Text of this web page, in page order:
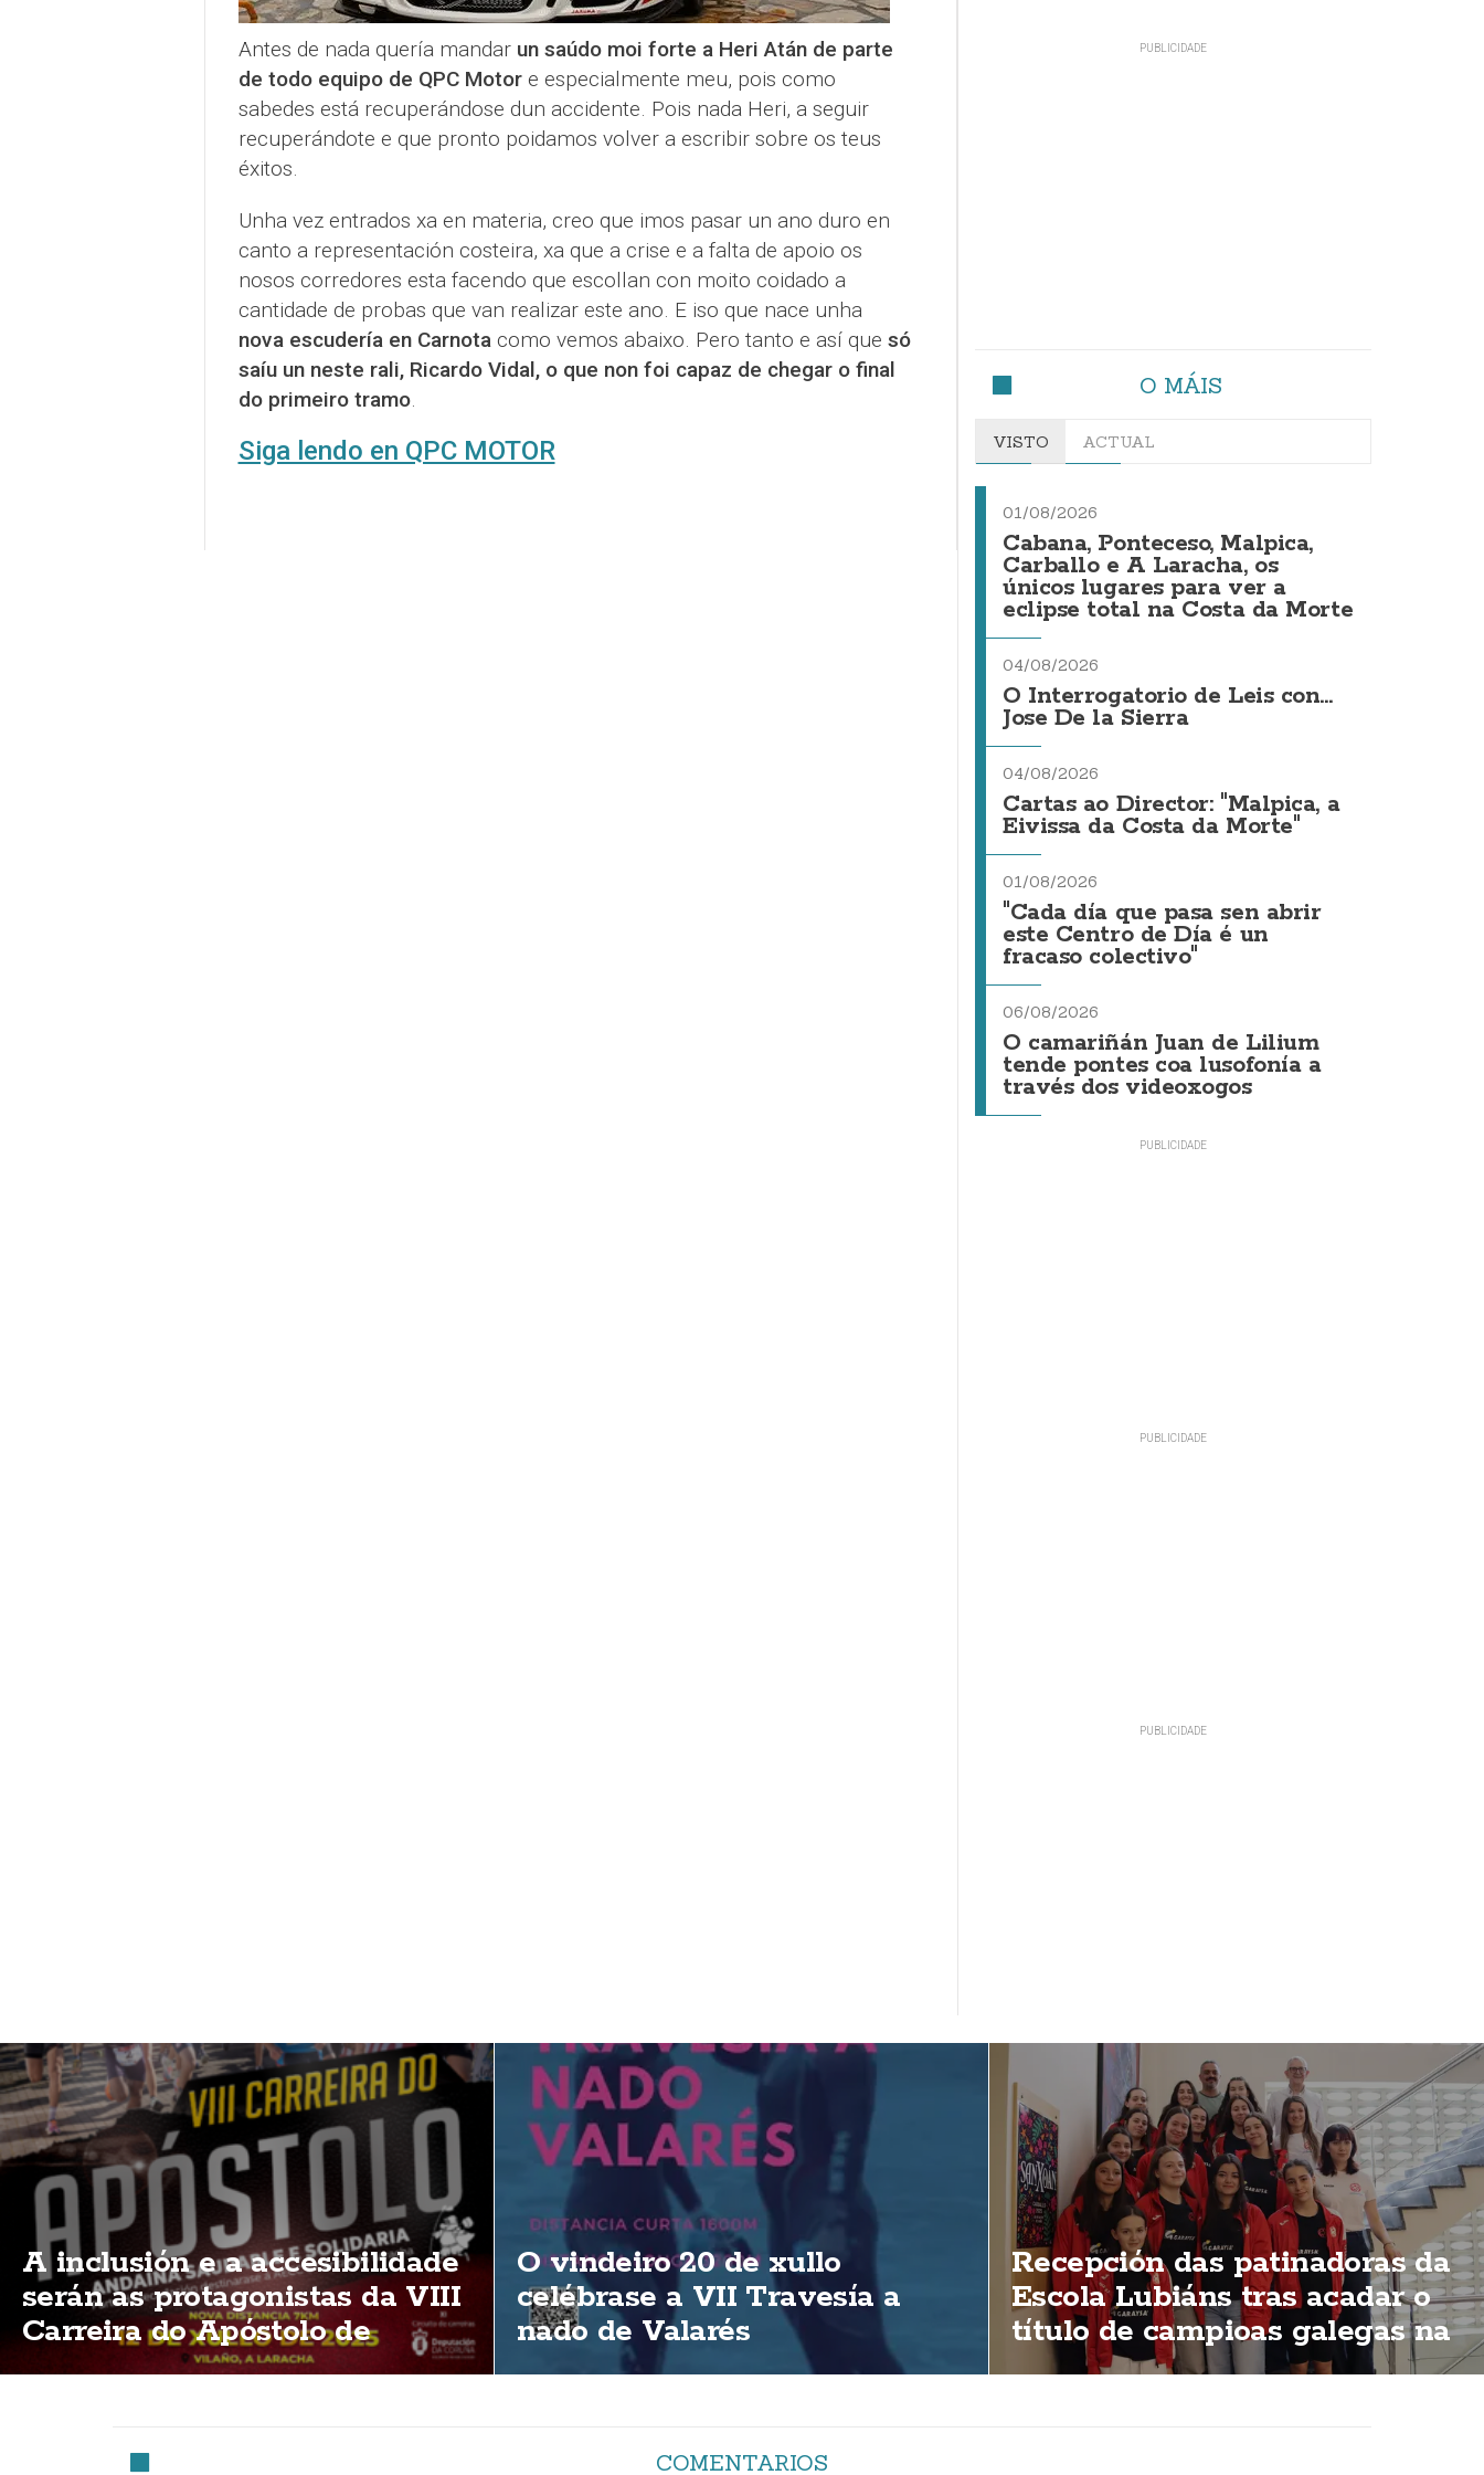
Antes de nada quería mandar un saúdo moi forte a Heri Atán de parte
de todo equipo de QPC Motore especialmente meu, pois como
sabedes está recuperándose dun accidente. Pois nada Heri, a seguir
recuperándote e que pronto poidamos volver a escribir sobre os teus
éxitos.
Unha vez entrados xa en materia, creo que imos pasar un ano duro en
canto a representación costeira, xa que a crise e a falta de apoio os
nosos corredores esta facendo que escollan con moito coidado a
cantidade de probas que van realizar este ano. E iso que nace unha
nova escudería en Carnotacomo vemos abaixo. Pero tanto e así que só
saíu un neste rali, Ricardo Vidal, o que non foi capaz de chegar o final
do primeiro tramo.
Siga lendo en QPC MOTOR
O MÁIS
VISTO ACTUAL
01/08/2026
Cabana, Ponteceso, Malpica,
Carballo e A Laracha, os
únicos lugares para ver a
eclipse total na Costa da Morte
04/08/2026
O Interrogatorio de Leis con...
Jose De la Sierra
04/08/2026
Cartas ao Director: "Malpica, a
Eivissa da Costa da Morte"
01/08/2026
"Cada día que pasa sen abrir
este Centro de Día é un
fracaso colectivo"
06/08/2026
O camariñán Juan de Lilium
tende pontes coa lusofonía a
través dos videoxogos
A inclusión e a accesibilidade
serán as protagonistas da VIII
Carreira do Apóstolo de
Vilaño
O vindeiro 20 de xullo
celébrase a VII Travesía a
nado de Valarés
Recepción das patinadoras da
Escola Lubiáns tras acadar o
título de campioas galegas na
modalidas "ShoW"
COMENTARIOS